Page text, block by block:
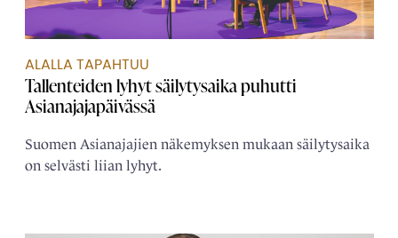
ALALLA TAPAHTUU
Tallenteiden lyhyt säilytysaika puhutti
Asianajajapäivässä
Suomen Asianajajien näkemyksen mukaan säilytysaika
on selvästi liian lyhyt.